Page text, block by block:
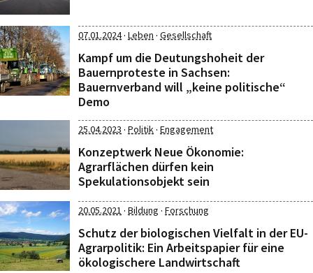
07.01.2024· Leben · Gesellschaft
Kampf um die Deutungshoheit der
Bauernproteste in Sachsen:
Bauernverband will „keine politische“
Demo
25.04.2023 · Politik· Engagement
Konzeptwerk Neue Ökonomie:
Agrarflächen dürfen kein
Spekulationsobjekt sein
20.05.2021 · Bildung · Forschung
Schutz der biologischen Vielfalt in der EU-
Agrarpolitik: Ein Arbeitspapier für eine
ökologischere Landwirtschaft